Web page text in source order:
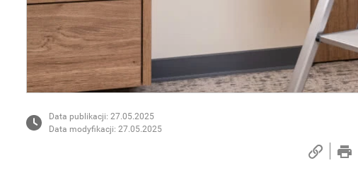
Data publikacji: 27.05.2025
Data modyfikacji: 27.05.2025